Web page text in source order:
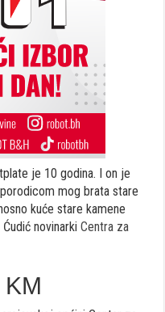
je 10 godina. I on je
mog brata stare
kuće stare kamene
novinarkiCentra za